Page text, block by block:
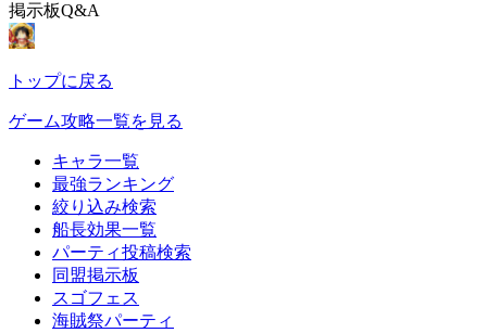
掲示板Q&A
トップに戻る
ゲーム攻略一覧を見る
キャラ一覧
最強ランキング
絞り込み検索
船長効果一覧
パーティ投稿検索
同盟掲示板
スゴフェス
海賊祭パーティ